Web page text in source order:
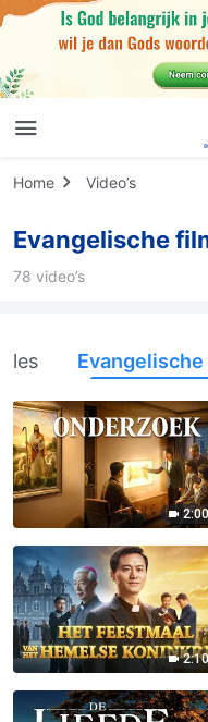
Home Video’s
Evangelische
78 video’s